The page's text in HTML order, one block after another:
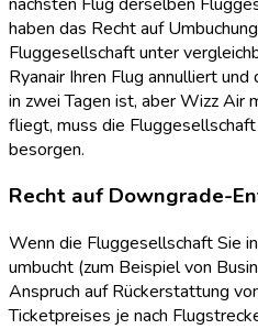
haben das Recht auf
Fluggesellschaft unter
Ryanair Ihren Flug annulliert
in zwei Tagen ist, aber Wizz Air
fliegt, muss die
besorgen.
Recht auf Downgrade-
Wenn die Fluggesellschaft Sie
umbucht (zum Beispiel von
Anspruch auf Rückerstattung
Ticketpreises je nach